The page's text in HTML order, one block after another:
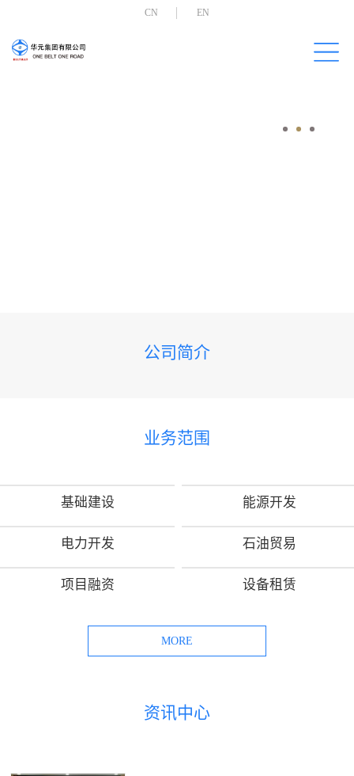
CN EN
公司简介
业务范围
基础建设 能源开发
电力开发 石油贸易
项目融资 设备租赁
MORE
资讯中心